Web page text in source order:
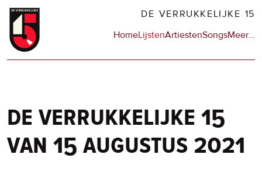
Overslaan
naar
DE VERRUKKELIJKE 15
Hoofdnavigatie
HomeLijstenArtiestenSongsMeerop
…
de verrukkelijke 15
van 15 augustus 2021